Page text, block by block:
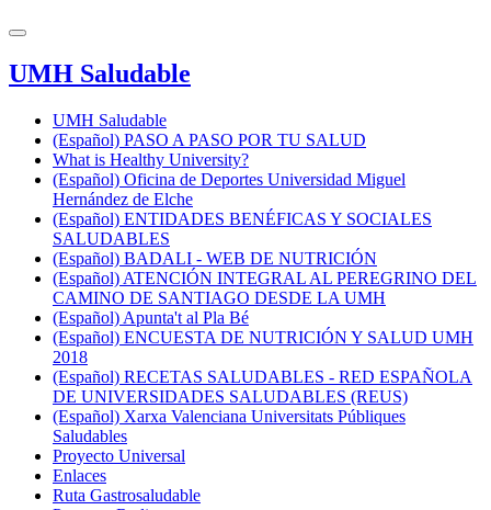
UMH Saludable
UMH Saludable
(Español) PASO A PASO POR TU SALUD
What is Healthy University?
(Español) Oficina de Deportes Universidad Miguel
Hernández de Elche
(Español) ENTIDADES BENÉFICAS Y SOCIALES
SALUDABLES
(Español) BADALI - WEB DE NUTRICIÓN
(Español) ATENCIÓN INTEGRAL AL PEREGRINO DEL
CAMINO DE SANTIAGO DESDE LA UMH
(Español) Apunta't al Pla Bé
(Español) ENCUESTA DE NUTRICIÓN Y SALUD UMH
2018
(Español) RECETAS SALUDABLES - RED ESPAÑOLA
DE UNIVERSIDADES SALUDABLES (REUS)
(Español) Xarxa Valenciana Universitats Públiques
Saludables
Proyecto Universal
Enlaces
Ruta Gastrosaludable